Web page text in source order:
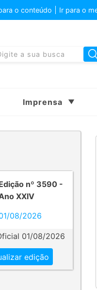
o conteúdo Ir para o
Imprensa
nº 3590 -
XXIV
08/2026
01/08/2026
edição